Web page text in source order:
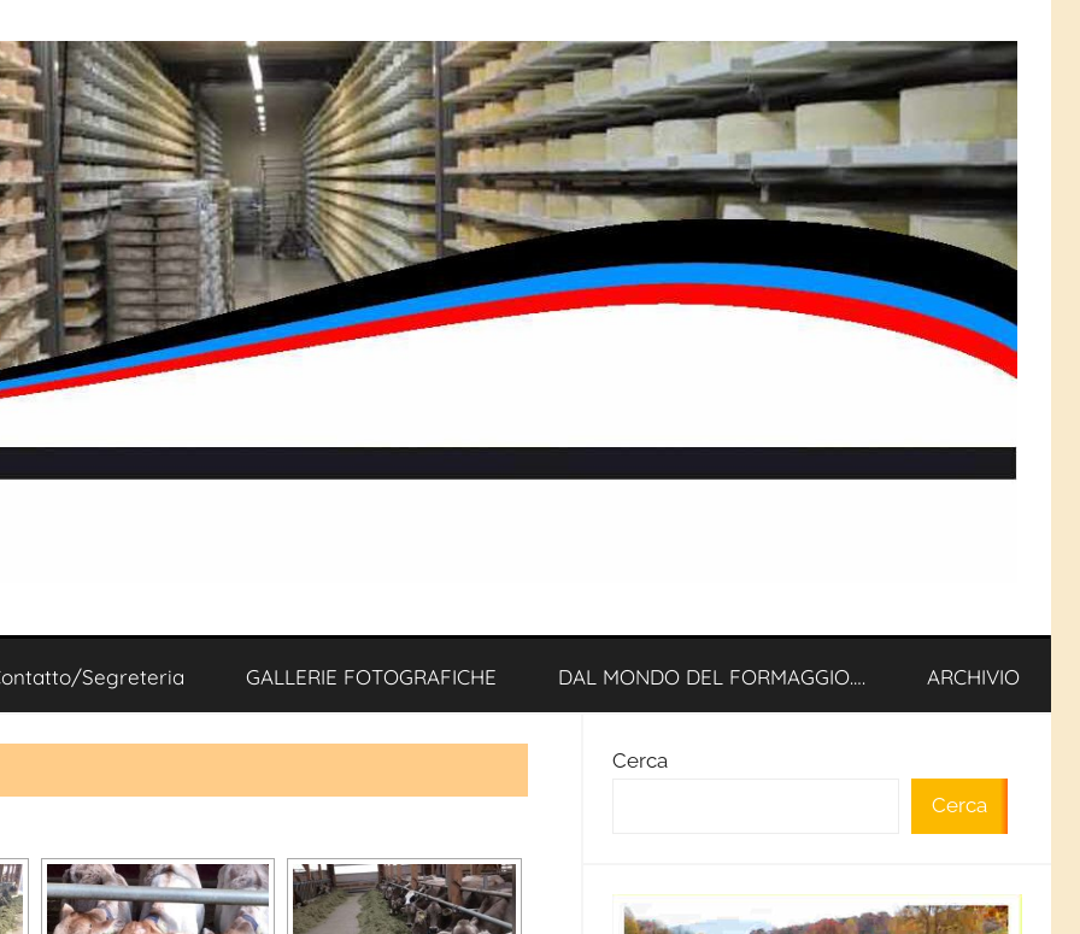
Segreteria GALLERIE FOTOGRAFICHE DAL MONDO DEL FORMAGGIO…. ARCHIVIO
Cerca
Cerca